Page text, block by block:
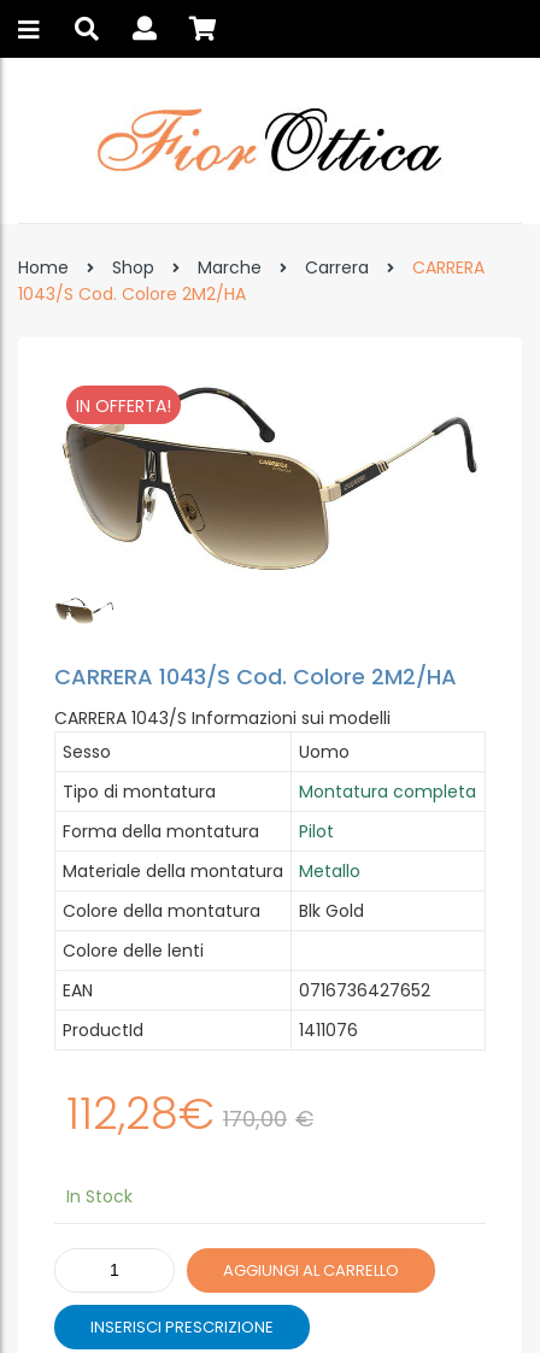
Home Shop Marche Carrera
CARRERA
1043/S Cod. Colore 2M2/HA
IN OFFERTA!
CARRERA 1043/S Cod. Colore 2M2/HA
CARRERA 1043/S Informazioni sui modelli
Sesso
Uomo
Tipo di montatura
Montatura completa
Forma della montatura
Pilot
Materiale della montatura
Metallo
Colore della montatura
Blk Gold
Colore delle lenti
EAN
0716736427652
ProductId
1411076
112,28€ 170,00 €
In Stock
CARRERA
1043/S
cod.
colore
AGGIUNGI AL CARRELLO
INSERISCI PRESCRIZIONE